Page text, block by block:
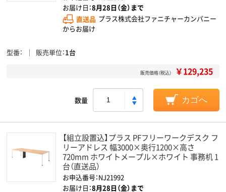
お届け日：8月28日（金）まで
直送品 プラス株式会社ファニチャーカンパニー
からお届け
型番 販売単位 1台
販売価格（税込） ￥129,235
数量 カゴへ
【組立設置込】プラス PFフリーワークデスク フ
リーアドレス 幅3000×奥行1200×高さ
720mm ホワイトメープル×ホワイト 事務机 1
台（直送品）
お申込番号：NJ21992
お届け日：8月28日（金）まで